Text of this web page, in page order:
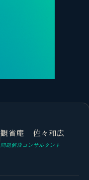
観省庵 佐々和広
問題解決コンサルタント